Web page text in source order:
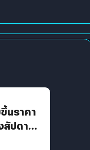
นราคา
ปดาห์ที่